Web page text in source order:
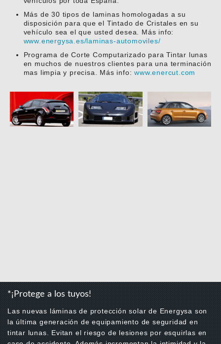
Más de 30 tipos de laminas homologadas a su
disposición para que el Tintado de Cristales en su
vehículo sea el que usted desea. Más info:
www.energysa.es/laminas-automoviles/
Programa de Corte Computarizado para Tintar lunas
en muchos de nuestros clientes para una terminación
mas limpia y precisa. Más info:www.enercut.com
*¡Protege a los tuyos!
Las nuevas láminas de protección solar de Energysa son
la última generación de equipamiento de seguridad en
tintar lunas. Evitan el riesgo de lesiones por esquirlas en